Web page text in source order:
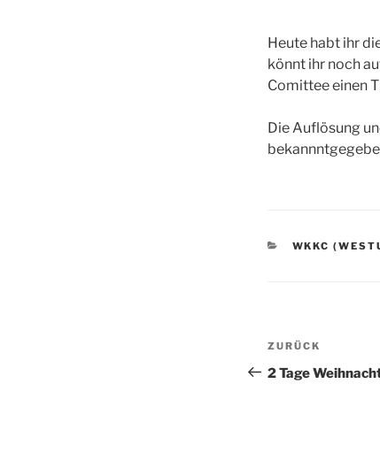
Heute habt ihr
könnt ihr noch
Comittee einen
Die Auflösung
KATEGORIEN
WKKC
Vorheriger
Beitrag
ZURÜCK
2 Tage